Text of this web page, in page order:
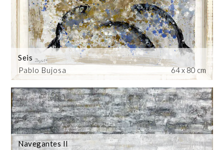
Pablo Bujosa
Seis
64 x 80 cm
Navegantes II